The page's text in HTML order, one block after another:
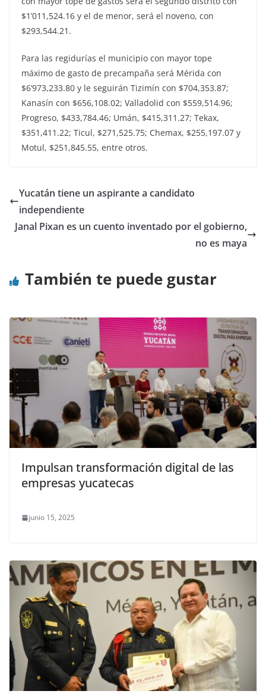
$1’011,524.16 y el de menor, será el noveno, con
$293,544.21.
Para las regidurías el municipio con mayor tope
máximo de gasto de precampaña será Mérida con
$6’973,233.80 y le seguirán Tizimín con $704,353.87;
Kanasín con $656,108.02; Valladolid con $559,514.96;
Progreso, $433,784.46; Umán, $415,311.27; Tekax,
$351,411.22; Ticul, $271,525.75; Chemax, $255,197.07 y
Motul, $251,845.55, entre otros.
Yucatán tiene un aspirante a candidato
independiente
Janal Pixan es un cuento inventado por el gobierno,
no es maya
También te puede gustar
Impulsan transformación digital de las
empresas yucatecas
junio 15, 2025